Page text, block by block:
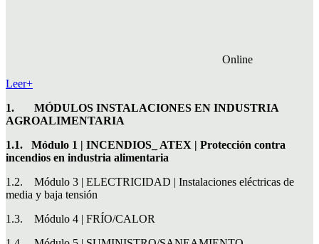
Online
Leer+
1. MÓDULOS INSTALACIONES EN INDUSTRIA
AGROALIMENTARIA
1.1. Módulo 1 | INCENDIOS_ ATEX | Protección contra
incendios en industria alimentaria
1.2. Módulo 3 | ELECTRICIDAD | Instalaciones eléctricas de
media y baja tensión
1.3. Módulo 4 | FRÍO/CALOR